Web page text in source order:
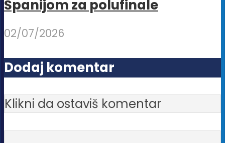
Španijom za polufinale
02/07/2026
Dodaj komentar
Klikni da ostaviš komentar